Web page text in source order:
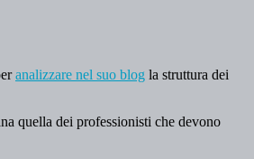
analizzare nel suo blog la struttura dei
quella dei professionisti che devono